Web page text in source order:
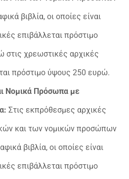
βιβλία, οι οποίες είναι
επιβάλλεται πρόστιμο
χρεωστικές αρχικές
πρόστιμο ύψους 250 ευρώ.
Νομικά Πρόσωπα με
Στις εκπρόθεσμες αρχικές
και των νομικών προσώπων
βιβλία, οι οποίες είναι
επιβάλλεται πρόστιμο